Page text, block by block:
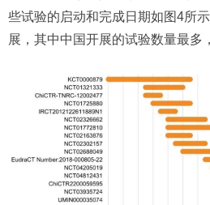
些试验的启动和完成日期如图4所
展，其中中国开展的试验数量最多